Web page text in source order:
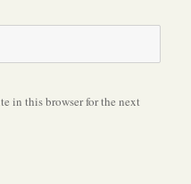
in this browser for the next